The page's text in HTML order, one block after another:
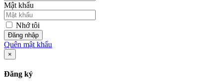
Mật khẩu
Nhớ tôi
Đăng nhập
Quên mật khẩu
×
Đăng ký